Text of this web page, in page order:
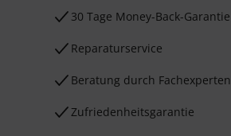
30 Tage Money-Back-Garantie
Reparaturservice
Beratung durch Fachexperten
Zufriedenheitsgarantie